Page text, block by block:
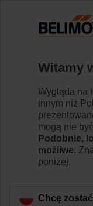
Zmienny
Siłowniki Belimo
umożliwiające
ciśnienia w
Witamy
Wygląda na
innym niż
mogą nie
Podobnie,
możliwe.
poniżej.
Chcę